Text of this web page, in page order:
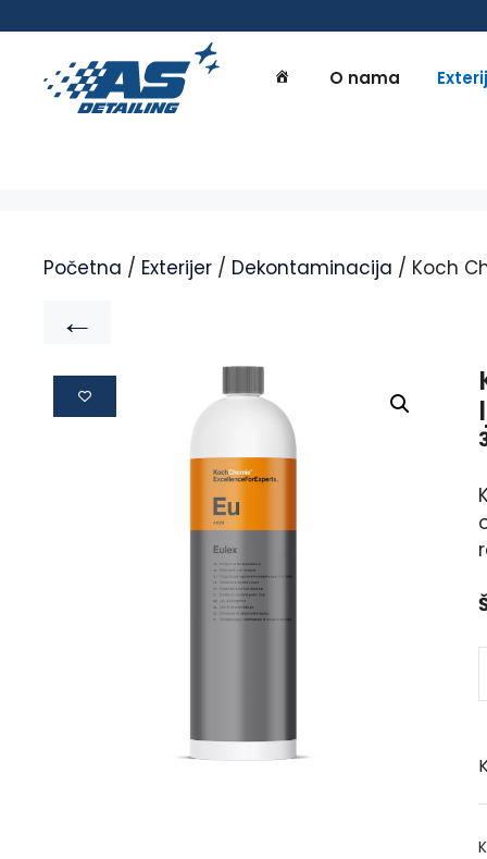
O nama
Početna / Exterijer / Dekontaminacija / Koch
←